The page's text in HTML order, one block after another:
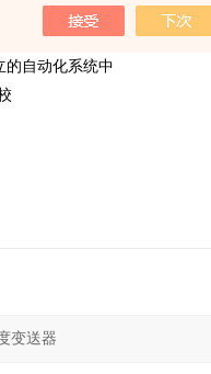
RH)
的自动化系统中